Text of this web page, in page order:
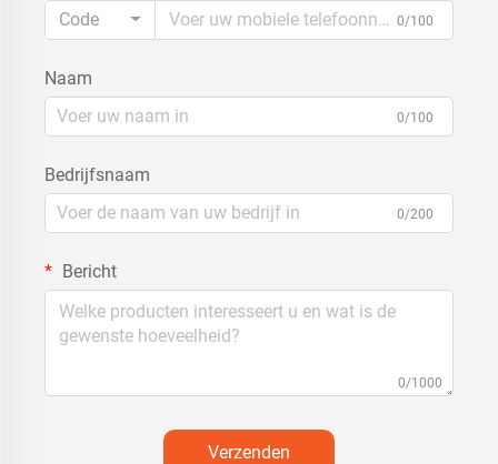
Code
0/100
Naam
0/100
Bedrijfsnaam
0/200
Bericht
0/1000
Verzenden